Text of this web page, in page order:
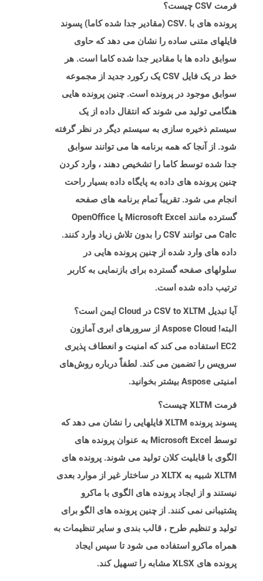
فرمت CSV چیست؟
پرونده های با .CSV (مقادیر جدا شده کاما) پسوند
فایلهای متنی ساده را نشان می دهد که حاوی
سوابق داده ها با مقادیر جدا شده کاما است. هر
خط در یک فایل CSV یک رکورد جدید از مجموعه
سوابق موجود در پرونده است. چنین پرونده هایی
هنگامی تولید می شوند که انتقال داده از یک
سیستم ذخیره سازی به سیستم دیگر در نظر گرفته
شود. از آنجا که همه برنامه ها می توانند سوابق
جدا شده توسط کاما را تشخیص دهند ، وارد کردن
چنین پرونده های داده به پایگاه داده بسیار راحت
انجام می شود. تقریباً تمام برنامه های صفحه
گسترده مانند Microsoft Excel یا OpenOffice
Calc می توانند CSV را بدون تلاش زیاد وارد کنند.
داده های وارد شده از چنین پرونده هایی در
سلولهای صفحه گسترده برای بازنمایی به کاربر
ترتیب داده شده است.
آیا تبدیل CSV to XLTM در Cloud ایمن است؟
البته! Aspose Cloud از سرورهای ابری آمازون
EC2 استفاده می کند که امنیت و انعطاف پذیری
سرویس را تضمین می کند. لطفاً درباره روش‌های
امنیتی Aspose بیشتر بخوانید.
فرمت XLTM چیست؟
پسوند پرونده XLTM فایلهایی را نشان می دهد که
توسط Microsoft Excel به عنوان پرونده های
الگوی با قابلیت کلان تولید می شوند. پرونده های
XLTM شبیه به XLTX در ساختار غیر از موارد بعدی
نیستند و از ایجاد پرونده های الگوی با ماکرو
پشتیبانی نمی کنند. از چنین پرونده های الگو برای
تولید و تنظیم طرح ، قالب بندی و سایر تنظیمات به
همراه ماکرو استفاده می شود تا سپس ایجاد
پرونده های XLSX مشابه را تسهیل کند.